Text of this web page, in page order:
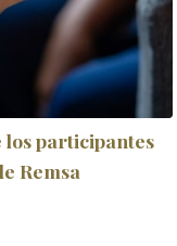
los participantes
Remsa